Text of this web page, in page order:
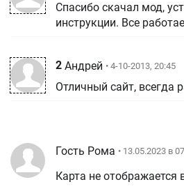
Спасибо скачал мод,
инструкции. Все
2 Андрей • 4-10-2013, 20:45
Отличный сайт, всегда
Гость Рома • 13.05.2023 в
Карта не отображается